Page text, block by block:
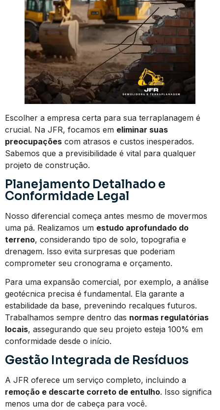
Escolher a empresa certa para sua terraplanagem é
crucial. Na JFR, focamos em eliminar suas
preocupações com atrasos e custos inesperados.
Sabemos que a previsibilidade é vital para qualquer
projeto de construção.
Planejamento Detalhado e
Conformidade Legal
Nosso diferencial começa antes mesmo de movermos
uma pá. Realizamos um estudo aprofundado do
terreno, considerando tipo de solo, topografia e
drenagem. Isso evita surpresas que poderiam
comprometer seu cronograma e orçamento.
Para uma expansão comercial, por exemplo, a análise
geotécnica precisa é fundamental. Ela garante a
estabilidade da base, prevenindo recalques futuros.
Trabalhamos sempre dentro das normas regulatórias
locais, assegurando que seu projeto esteja 100% em
conformidade desde o início.
Gestão Integrada de Resíduos
A JFR oferece um serviço completo, incluindo a
remoção e descarte correto de entulho. Isso significa
menos uma dor de cabeça para você.